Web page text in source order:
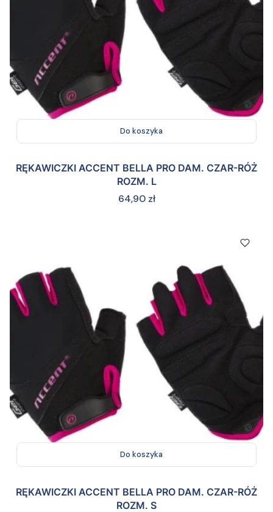
Do koszyka
RĘKAWICZKI ACCENT BELLA PRO DAM. CZAR-RÓŻ
ROZM. L
Cena
64,90 zł
Do koszyka
RĘKAWICZKI ACCENT BELLA PRO DAM. CZAR-RÓŻ
ROZM. S